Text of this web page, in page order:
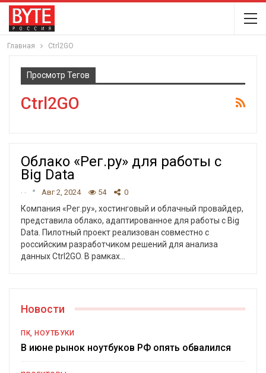
Главная Ctrl2GO
Просмотр Тегов
Ctrl2GO
Облако «Рег.ру» для работы с
Big Data
. . Авг 2, 2024 54 0
Компания «Рег.ру», хостинговый и облачный провайдер,
представила облако, адаптированное для работы с Big
Data. Пилотный проект реализован совместно с
российским разработчиком решений для анализа
данных Ctrl2GO. В рамках
Новости
ПК, НОУТБУКИ
В июне рынок ноутбуков РФ опять обвалился